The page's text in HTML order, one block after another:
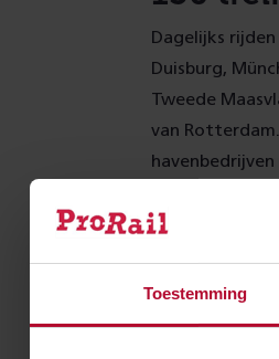
Toestemming
Dagelijks
Duisburg,
Tweede
van
snel te